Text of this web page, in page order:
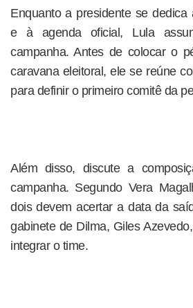
Enquanto a presidente se dedica
e à agenda oficial, Lula
campanha. Antes de colocar o
caravana eleitoral, ele se reúne
para definir o primeiro comitê da
Além disso, discute a
campanha. Segundo Vera
dois devem acertar a data da
gabinete de Dilma, Giles
integrar o time.